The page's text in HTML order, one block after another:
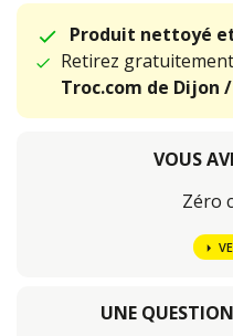
Produit nettoyé
Retirez
Troc.com de Dijon
VOUS
Zéro
UNE